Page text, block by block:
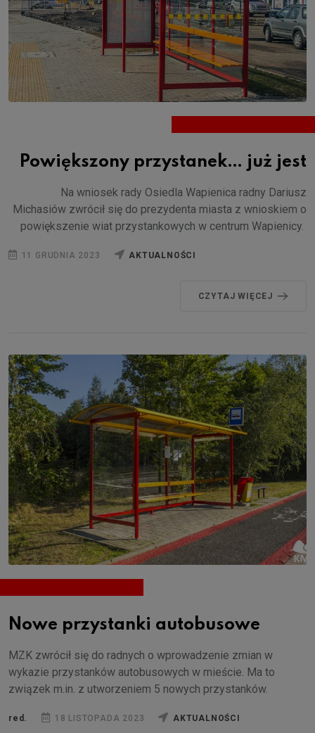
Powiększony przystanek… już jest
Na wniosek rady Osiedla Wapienica radny Dariusz
Michasiów zwrócił się do prezydenta miasta z wnioskiem o
powiększenie wiat przystankowych w centrum Wapienicy.
11 GRUDNIA 2023 AKTUALNOŚCI
CZYTAJ WIĘCEJ
Nowe przystanki autobusowe
MZK zwrócił się do radnych o wprowadzenie zmian w
wykazie przystanków autobusowych w mieście. Ma to
związek m.in. z utworzeniem 5 nowych przystanków.
red. 18 LISTOPADA 2023 AKTUALNOŚCI